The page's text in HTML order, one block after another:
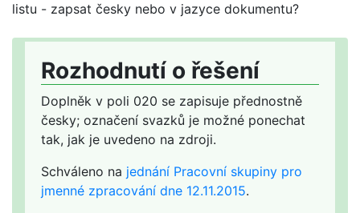
listu - zapsat česky nebo v jazyce dokumentu?
Rozhodnutí o řešení
Doplněk v poli 020 se zapisuje přednostně
česky; označení svazků je možné ponechat
tak, jak je uvedeno na zdroji.
Schváleno na jednání Pracovní skupiny pro
jmenné zpracování dne 12.11.2015.